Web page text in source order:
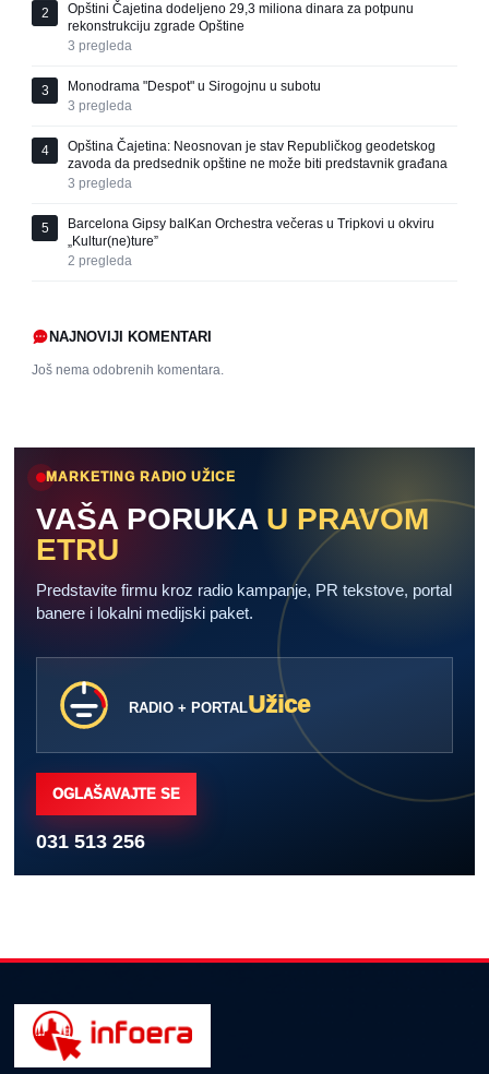
2
Opštini Čajetina dodeljeno 29,3 miliona dinara za potpunu
rekonstrukciju zgrade Opštine
3 pregleda
3
Monodrama "Despot" u Sirogojnu u subotu
3 pregleda
4
Opština Čajetina: Neosnovan je stav Republičkog geodetskog
zavoda da predsednik opštine ne može biti predstavnik građana
3 pregleda
5
Barcelona Gipsy balKan Orchestra večeras u Tripkovi u okviru
„Kultur(ne)ture”
2 pregleda
NAJNOVIJI KOMENTARI
Još nema odobrenih komentara.
MARKETING RADIO UŽICE
VAŠA PORUKA U PRAVOM
ETRU
Predstavite firmu kroz radio kampanje, PR tekstove, portal
banere i lokalni medijski paket.
RADIO + PORTALUžice
OGLAŠAVAJTE SE
031 513 256